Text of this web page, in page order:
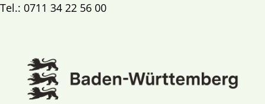
Tel.: 0711 34 22 56 00